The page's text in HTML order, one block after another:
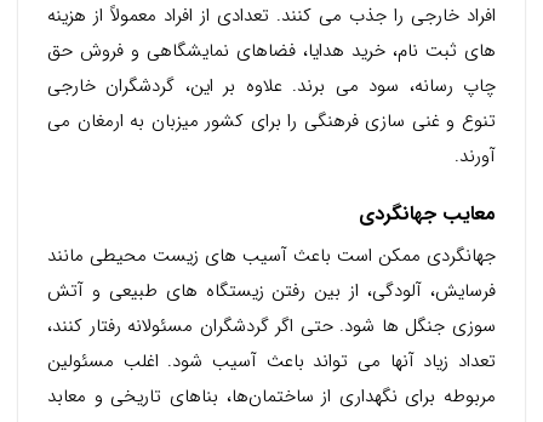
افراد خارجی را جذب می کنند. تعدادی از افراد معمولاً از هزینه
های ثبت نام، خرید هدایا، فضاهای نمایشگاهی و فروش حق
چاپ رسانه، سود می برند. علاوه بر این، گردشگران خارجی
تنوع و غنی سازی فرهنگی را برای کشور میزبان به ارمغان می
آورند.
معایب جهانگردی
جهانگردی ممکن است باعث آسیب های زیست محیطی مانند
فرسایش، آلودگی، از بین رفتن زیستگاه های طبیعی و آتش
سوزی جنگل ها شود. حتی اگر گردشگران مسئولانه رفتار کنند،
تعداد زیاد آنها می تواند باعث آسیب شود. اغلب مسئولین
مربوطه برای نگهداری از ساختمان‌ها، بناهای تاریخی و معابد